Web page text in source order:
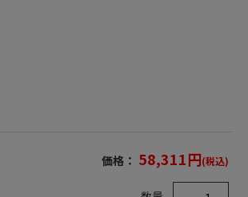
価格： 58,311円(税込)